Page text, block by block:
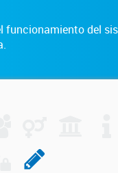
funcionamiento del